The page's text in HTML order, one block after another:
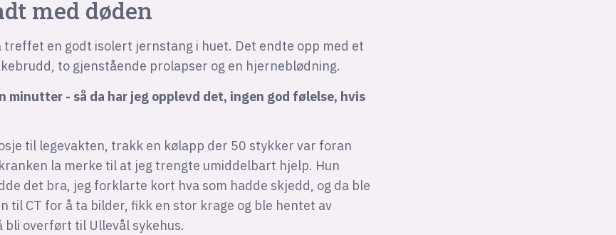
med døden
treffet en godt isolert jernstang i huet. Det endte opp med et
to gjenstående prolapser og en hjerneblødning.
minutter - så da har jeg opplevd det, ingen god følelse, hvis
til legevakten, trakk en kølapp der 50 stykker var foran
la merke til at jeg trengte umiddelbart hjelp. Hun
det bra, jeg forklarte kort hva som hadde skjedd, og da ble
til CT for å ta bilder, fikk en stor krage og ble hentet av
bli overført til Ullevål sykehus.